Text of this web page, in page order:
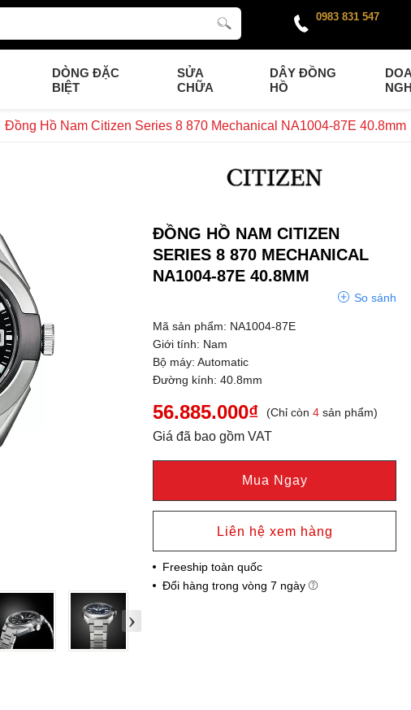
0983 831 547
DÒNG ĐẶC
BIỆT
SỬA
CHỮA
DÂY ĐỒNG
HỒ
Đồng Hồ Nam Citizen Series 8 870 Mechanical NA1004-87E 40.8mm
›
ĐỒNG HỒ NAM CITIZEN
SERIES 8 870 MECHANICAL
NA1004-87E 40.8MM
So sánh
Mã sản phẩm: NA1004-87E
Giới tính: Nam
Bộ máy: Automatic
Đường kính: 40.8mm
56.885.000₫ (Chỉ còn4 sản phẩm)
Giá đã bao gồm VAT
Mua Ngay
Liên hệ xem hàng
Freeship toàn quốc
Đổi hàng trong vòng 7 ngày